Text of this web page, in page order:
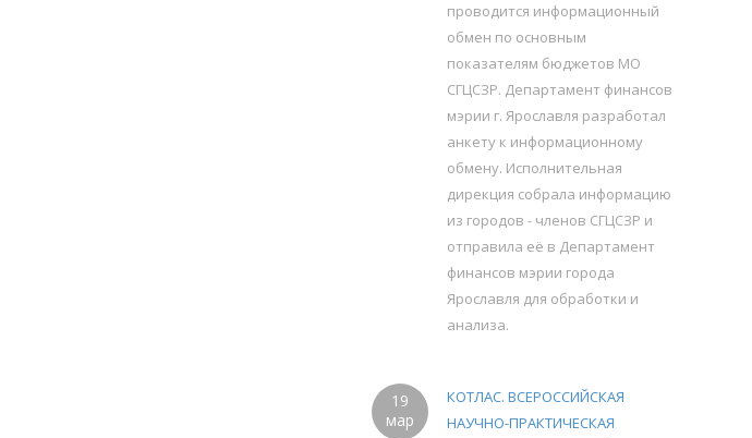
проводится информационный
обмен по основным
показателям бюджетов МО
СГЦСЗР. Департамент финансов
мэрии г. Ярославля разработал
анкету к информационному
обмену. Исполнительная
дирекция собрала информацию
из городов - членов СГЦСЗР и
отправила её в Департамент
финансов мэрии города
Ярославля для обработки и
анализа.
19
мар
КОТЛАС. ВСЕРОССИЙСКАЯ
НАУЧНО-ПРАКТИЧЕСКАЯ